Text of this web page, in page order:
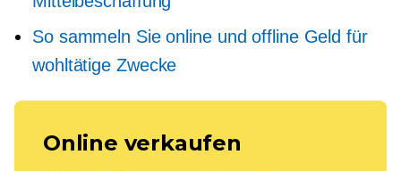
So sammeln Sie online und offline Geld für
wohltätige Zwecke
Online verkaufen